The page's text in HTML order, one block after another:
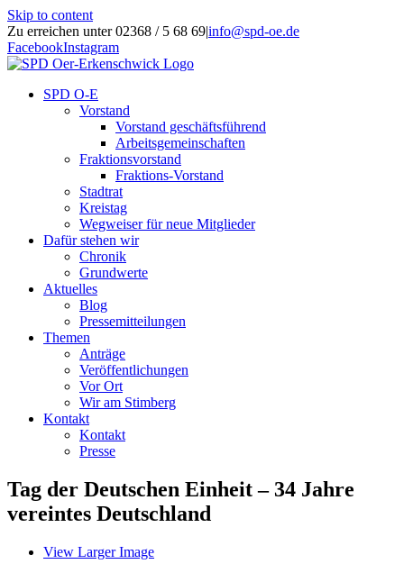
Skip to content
Zu erreichen unter 02368 / 5 68 69|info@spd-oe.de
FacebookInstagram
SPD O-E
Vorstand
Vorstand geschäftsführend
Arbeitsgemeinschaften
Fraktionsvorstand
Fraktions-Vorstand
Stadtrat
Kreistag
Wegweiser für neue Mitglieder
Dafür stehen wir
Chronik
Grundwerte
Aktuelles
Blog
Pressemitteilungen
Themen
Anträge
Veröffentlichungen
Vor Ort
Wir am Stimberg
Kontakt
Kontakt
Presse
Tag der Deutschen Einheit – 34 Jahre
vereintes Deutschland
View Larger Image